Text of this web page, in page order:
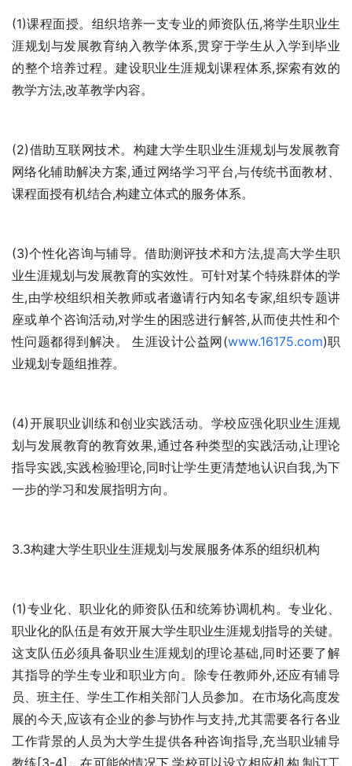
(1)课程面授。组织培养一支专业的师资队伍,将学生职业生
涯规划与发展教育纳入教学体系,贯穿于学生从入学到毕业
的整个培养过程。建设职业生涯规划课程体系,探索有效的
教学方法,改革教学内容。
(2)借助互联网技术。构建大学生职业生涯规划与发展教育
网络化辅助解决方案,通过网络学习平台,与传统书面教材、
课程面授有机结合,构建立体式的服务体系。
(3)个性化咨询与辅导。借助测评技术和方法,提高大学生职
业生涯规划与发展教育的实效性。可针对某个特殊群体的学
生,由学校组织相关教师或者邀请行内知名专家,组织专题讲
座或单个咨询活动,对学生的困惑进行解答,从而使共性和个
性问题都得到解决。 生涯设计公益网(www.16175.com)职
业规划专题组推荐。
(4)开展职业训练和创业实践活动。学校应强化职业生涯规
划与发展教育的教育效果,通过各种类型的实践活动,让理论
指导实践,实践检验理论,同时让学生更清楚地认识自我,为下
一步的学习和发展指明方向。
3.3构建大学生职业生涯规划与发展服务体系的组织机构
(1)专业化、职业化的师资队伍和统筹协调机构。专业化、
职业化的队伍是有效开展大学生职业生涯规划指导的关键。
这支队伍必须具备职业生涯规划的理论基础,同时还要了解
其指导的学生专业和职业方向。除专任教师外,还应有辅导
员、班主任、学生工作相关部门人员参加。在市场化高度发
展的今天,应该有企业的参与协作与支持,尤其需要各行各业
工作背景的人员为大学生提供各种咨询指导,充当职业辅导
教练[3-4]。在可能的情况下,学校可以设立相应机构,制订工